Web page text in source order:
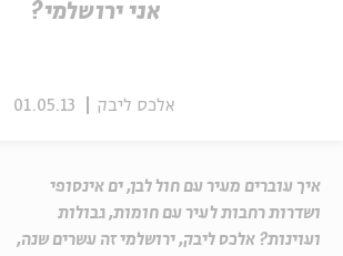
אני ירושלמי?
אלכס ליבק 01.05.13
איך עוברים מעיר עם חול לבן, ים אינסופי
ושדרות רחבות לעיר עם חומות, גבולות
ועוינות? אלכס ליבק, ירושלמי זה עשרים שנה,